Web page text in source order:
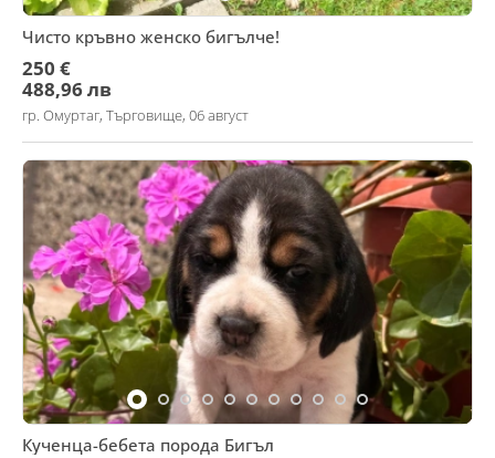
Чисто кръвно женско бигълче!
250 €
488,96 лв
гр. Омуртаг, Търговище, 06 август
Кученца-бебета порода Бигъл